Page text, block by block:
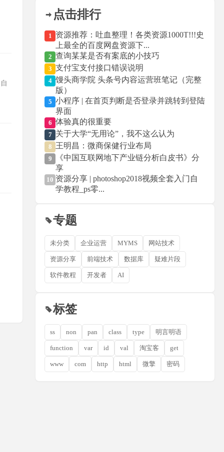
点击排行
1 资源推荐：吐血整理！各类资源1000T!!!史
上最全的百度网盘资源下...
2 查询某某是否有案底的小技巧
3 支付宝支付接口错误说明
4 馒头商学院 头条号内容运营班笔记（完整
版）
5 小程序 | 在首页判断是否登录并跳转到登陆
界面
6 体验真的很重要
7 关于大学“无用论”，我不这么认为
8 王明昌：微商保健行业布局
9
《中国互联网地下产业链分析白皮书》分
享
10 资源分享 | photoshop2018视频全套入门自
学教程_ps零...
专题
未分类 企业运营 MYMS 网站技术
资源分享 前端技术 数据库 疑难片段
软件教程 开发者 AI
标签
ss non pan class type 明言明语
function var id val 淘宝客 get
www com http html 微擎 密码